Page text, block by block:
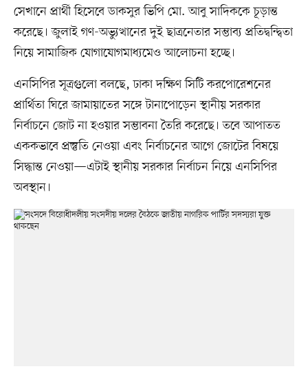
সেখানে প্রার্থী হিসেবে ডাকসুর ভিপি মো. আবু সাদিককে চূড়ান্ত
করেছে। জুলাই গণ-অভ্যুত্থানের দুই ছাত্রনেতার সম্ভাব্য প্রতিদ্বন্দ্বিতা
নিয়ে সামাজিক যোগাযোগমাধ্যমেও আলোচনা হচ্ছে।
এনসিপির সূত্রগুলো বলছে, ঢাকা দক্ষিণ সিটি করপোরেশনের
প্রার্থিতা ঘিরে জামায়াতের সঙ্গে টানাপোড়েন স্থানীয় সরকার
নির্বাচনে জোট না হওয়ার সম্ভাবনা তৈরি করেছে। তবে আপাতত
এককভাবে প্রস্তুতি নেওয়া এবং নির্বাচনের আগে জোটের বিষয়ে
সিদ্ধান্ত নেওয়া—এটাই স্থানীয় সরকার নির্বাচন নিয়ে এনসিপির
অবস্থান।